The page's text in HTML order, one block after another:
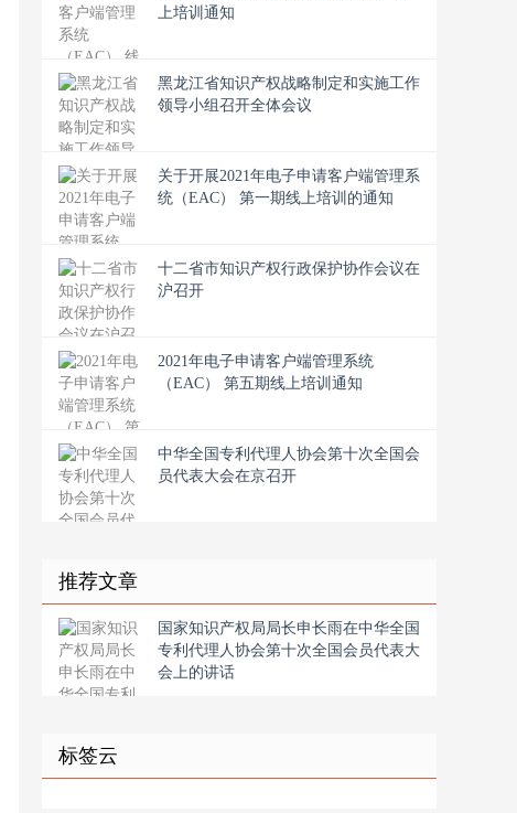
上培训通知
黑龙江省知识产权战略制定和实施工作
领导小组召开全体会议
关于开展2021年电子申请客户端管理系
统（EAC） 第一期线上培训的通知
十二省市知识产权行政保护协作会议在
沪召开
2021年电子申请客户端管理系统
（EAC） 第五期线上培训通知
中华全国专利代理人协会第十次全国会
员代表大会在京召开
推荐文章
国家知识产权局局长申长雨在中华全国
专利代理人协会第十次全国会员代表大
会上的讲话
标签云